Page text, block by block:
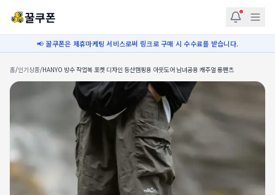
꿀쿠폰
📢 꿀쿠폰은 제휴마케팅 서비스로써 링크로 구매 시 수수료를 받습니다.
홈/인기상품/ HANYO 방수 작업복 포켓 디자인 등산캠핑용 아웃도어 남녀공용 캐주얼 롱팬츠